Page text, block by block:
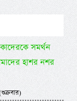
সমর্থন
হাশর নশর